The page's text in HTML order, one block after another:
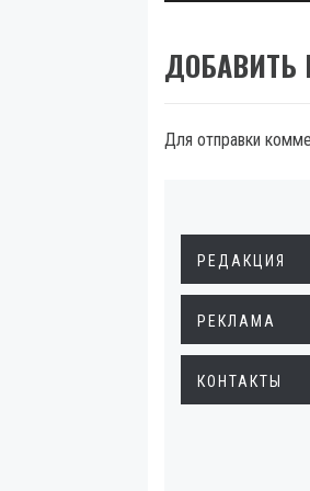
ДОБАВИТЬ
Для отправки
РЕДАКЦИЯ
РЕКЛАМА
КОНТАКТЫ